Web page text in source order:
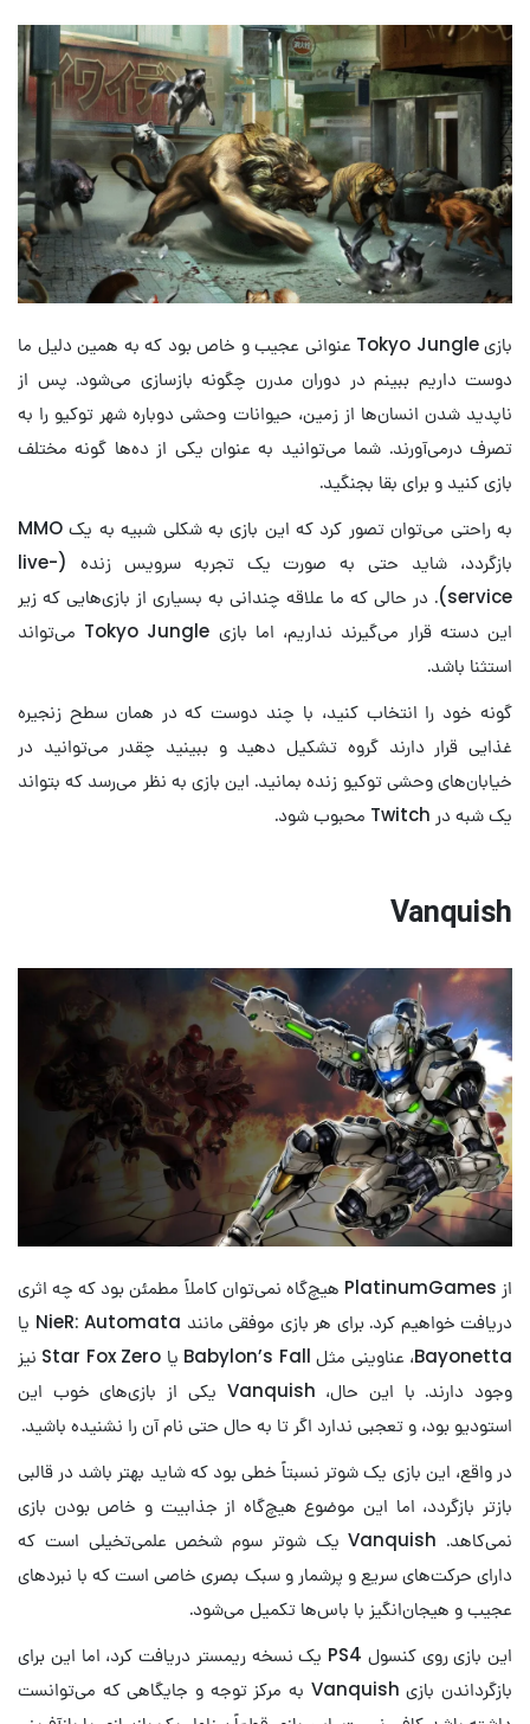
بازی Tokyo Jungle عنوانی عجیب و خاص بود که به همین دلیل ما
دوست داریم ببینم در دوران مدرن چگونه بازسازی می‌شود. پس از
ناپدید شدن انسان‌ها از زمین، حیوانات وحشی دوباره شهر توکیو را به
تصرف درمی‌آورند. شما می‌توانید به عنوان یکی از ده‌ها گونه مختلف
بازی کنید و برای بقا بجنگید.
به راحتی می‌توان تصور کرد که این بازی به شکلی شبیه به یک MMO
بازگردد، شاید حتی به صورت یک تجربه سرویس زنده (live-
service). در حالی که ما علاقه چندانی به بسیاری از بازی‌هایی که زیر
این دسته قرار می‌گیرند نداریم، اما بازی Tokyo Jungle می‌تواند
استثنا باشد.
گونه خود را انتخاب کنید، با چند دوست که در همان سطح زنجیره
غذایی قرار دارند گروه تشکیل دهید و ببینید چقدر می‌توانید در
خیابان‌های وحشی توکیو زنده بمانید. این بازی به نظر می‌رسد که بتواند
یک شبه در Twitch محبوب شود.
Vanquish
از PlatinumGames هیچ‌گاه نمی‌توان کاملاً مطمئن بود که چه اثری
دریافت خواهیم کرد. برای هر بازی موفقی مانند NieR: Automata یا
Bayonetta، عناوینی مثل Babylon’s Fall یا Star Fox Zero نیز
وجود دارند. با این حال، Vanquish یکی از بازی‌های خوب این
استودیو بود، و تعجبی ندارد اگر تا به حال حتی نام آن را نشنیده باشید.
در واقع، این بازی یک شوتر نسبتاً خطی بود که شاید بهتر باشد در قالبی
بازتر بازگردد، اما این موضوع هیچ‌گاه از جذابیت و خاص بودن بازی
نمی‌کاهد. Vanquish یک شوتر سوم شخص علمی‌تخیلی است که
دارای حرکت‌های سریع و پرشمار و سبک بصری خاصی است که با نبردهای
عجیب و هیجان‌انگیز با باس‌ها تکمیل می‌شود.
این بازی روی کنسول PS4 یک نسخه ریمستر دریافت کرد، اما این برای
بازگرداندن بازی Vanquish به مرکز توجه و جایگاهی که می‌توانست